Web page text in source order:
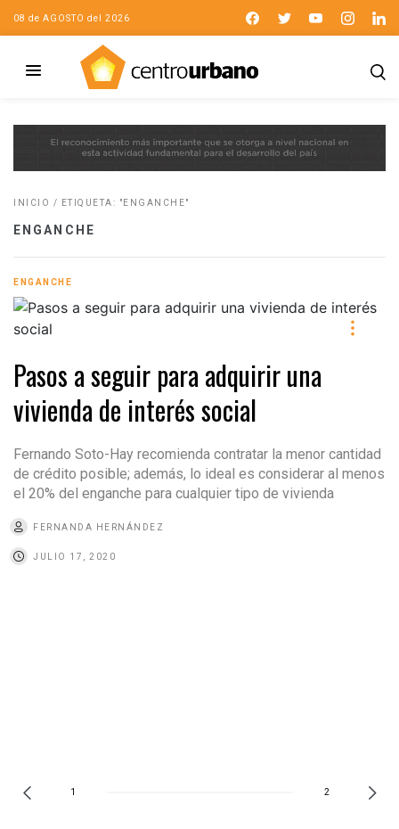
08 de AGOSTO del 2026
INICIO / ETIQUETA: "ENGANCHE"
ENGANCHE
ENGANCHE
Pasos a seguir para adquirir una
vivienda de interés social
Fernando Soto-Hay recomienda contratar la menor cantidad
de crédito posible; además, lo ideal es considerar al menos
el 20% del enganche para cualquier tipo de vivienda
FERNANDA HERNÁNDEZ
JULIO 17, 2020
1 2